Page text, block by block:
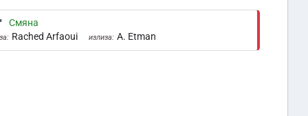
Смяна
Rached Arfaoui излиза: A. Etman